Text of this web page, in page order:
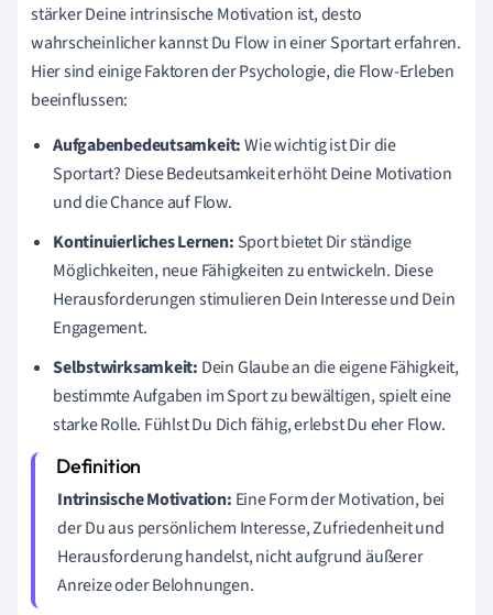
stärker Deine intrinsische Motivation ist, desto
wahrscheinlicher kannst Du Flow in einer Sportart erfahren.
Hier sind einige Faktoren der Psychologie, die Flow-Erleben
beeinflussen:
Aufgabenbedeutsamkeit:Wie wichtig ist Dir die
Sportart? Diese Bedeutsamkeit erhöht Deine Motivation
und die Chance auf Flow.
Kontinuierliches Lernen: Sport bietet Dir ständige
Möglichkeiten, neue Fähigkeiten zu entwickeln. Diese
Herausforderungen stimulieren Dein Interesse und Dein
Engagement.
Selbstwirksamkeit: Dein Glaube an die eigene Fähigkeit,
bestimmte Aufgaben im Sport zu bewältigen, spielt eine
starke Rolle. Fühlst Du Dich fähig, erlebst Du eher Flow.
Intrinsische Motivation: Eine Form der Motivation, bei
der Du aus persönlichem Interesse, Zufriedenheit und
Herausforderung handelst, nicht aufgrund äußerer
Anreize oder Belohnungen.